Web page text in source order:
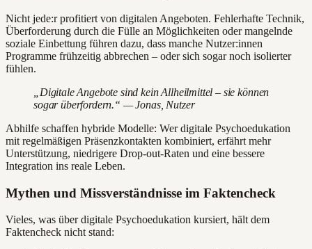
Nicht jede:r profitiert von digitalen Angeboten. Fehlerhafte Technik,
Überforderung durch die Fülle an Möglichkeiten oder mangelnde
soziale Einbettung führen dazu, dass manche Nutzer:innen
Programme frühzeitig abbrechen – oder sich sogar noch isolierter
fühlen.
„Digitale Angebote sind kein Allheilmittel – sie können
sogar überfordern.“ — Jonas, Nutzer
Abhilfe schaffen hybride Modelle: Wer digitale Psychoedukation
mit regelmäßigen Präsenzkontakten kombiniert, erfährt mehr
Unterstützung, niedrigere Drop-out-Raten und eine bessere
Integration ins reale Leben.
Mythen und Missverständnisse im Faktencheck
Vieles, was über digitale Psychoedukation kursiert, hält dem
Faktencheck nicht stand: